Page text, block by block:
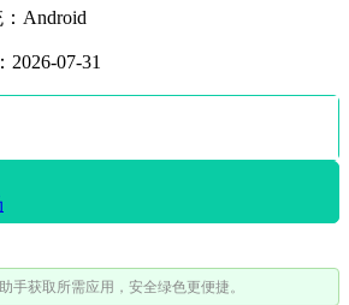
Android
2026-07-31
手获取所需应用，安全绿色更便捷。